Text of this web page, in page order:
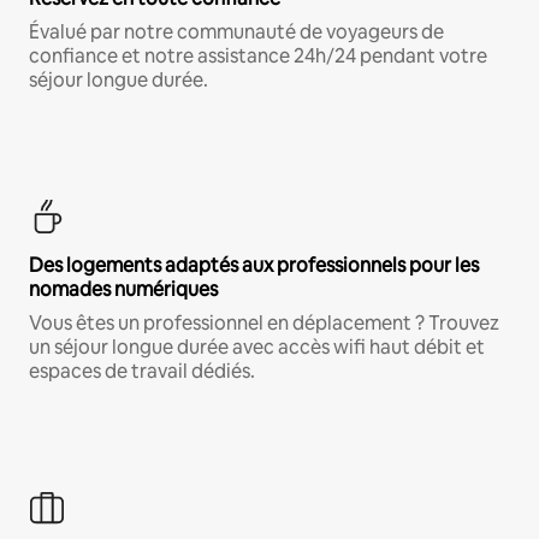
Évalué par notre communauté de voyageurs de
confiance et notre assistance 24h/24 pendant votre
séjour longue durée.
Des logements adaptés aux professionnels pour les
nomades numériques
Vous êtes un professionnel en déplacement ? Trouvez
un séjour longue durée avec accès wifi haut débit et
espaces de travail dédiés.